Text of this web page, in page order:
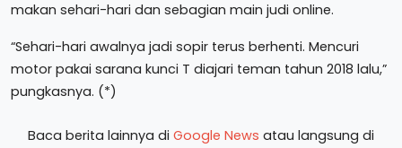
makan sehari-hari dan sebagian main judi online.
“Sehari-hari awalnya jadi sopir terus berhenti. Mencuri
motor pakai sarana kunci T diajari teman tahun 2018 lalu,”
pungkasnya. (*)
Baca berita lainnya di Google News atau langsung di